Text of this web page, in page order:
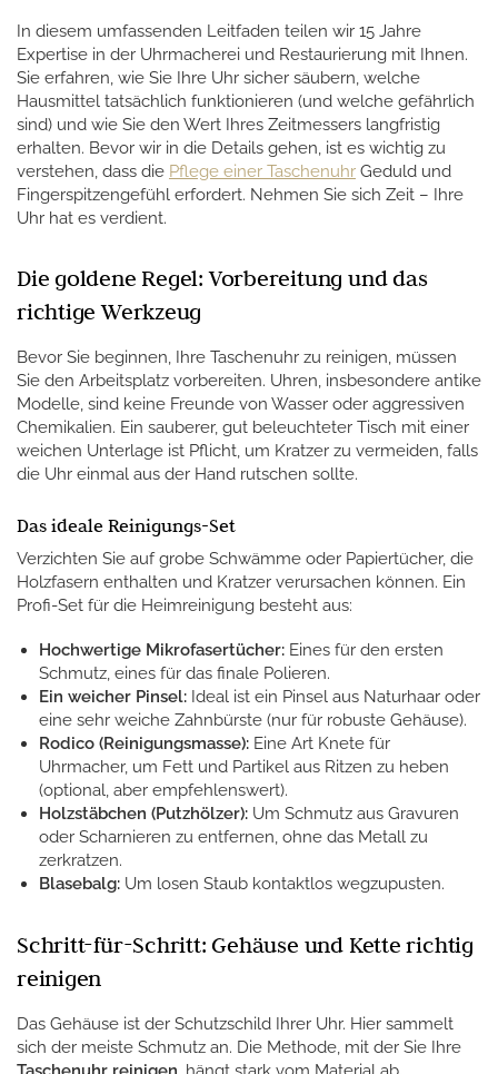
In diesem umfassenden Leitfaden teilen wir 15 Jahre
Expertise in der Uhrmacherei und Restaurierung mit Ihnen.
Sie erfahren, wie Sie Ihre Uhr sicher säubern, welche
Hausmittel tatsächlich funktionieren (und welche gefährlich
sind) und wie Sie den Wert Ihres Zeitmessers langfristig
erhalten. Bevor wir in die Details gehen, ist es wichtig zu
verstehen, dass die Pflege einer Taschenuhr Geduld und
Fingerspitzengefühl erfordert. Nehmen Sie sich Zeit – Ihre
Uhr hat es verdient.
Die goldene Regel: Vorbereitung und das
richtige Werkzeug
Bevor Sie beginnen, Ihre Taschenuhr zu reinigen, müssen
Sie den Arbeitsplatz vorbereiten. Uhren, insbesondere antike
Modelle, sind keine Freunde von Wasser oder aggressiven
Chemikalien. Ein sauberer, gut beleuchteter Tisch mit einer
weichen Unterlage ist Pflicht, um Kratzer zu vermeiden, falls
die Uhr einmal aus der Hand rutschen sollte.
Das ideale Reinigungs-Set
Verzichten Sie auf grobe Schwämme oder Papiertücher, die
Holzfasern enthalten und Kratzer verursachen können. Ein
Profi-Set für die Heimreinigung besteht aus:
Hochwertige Mikrofasertücher: Eines für den ersten
Schmutz, eines für das finale Polieren.
Ein weicher Pinsel: Ideal ist ein Pinsel aus Naturhaar oder
eine sehr weiche Zahnbürste (nur für robuste Gehäuse).
Rodico (Reinigungsmasse): Eine Art Knete für
Uhrmacher, um Fett und Partikel aus Ritzen zu heben
(optional, aber empfehlenswert).
Holzstäbchen (Putzhölzer): Um Schmutz aus Gravuren
oder Scharnieren zu entfernen, ohne das Metall zu
zerkratzen.
Blasebalg: Um losen Staub kontaktlos wegzupusten.
Schritt-für-Schritt: Gehäuse und Kette richtig
reinigen
Das Gehäuse ist der Schutzschild Ihrer Uhr. Hier sammelt
sich der meiste Schmutz an. Die Methode, mit der Sie Ihre